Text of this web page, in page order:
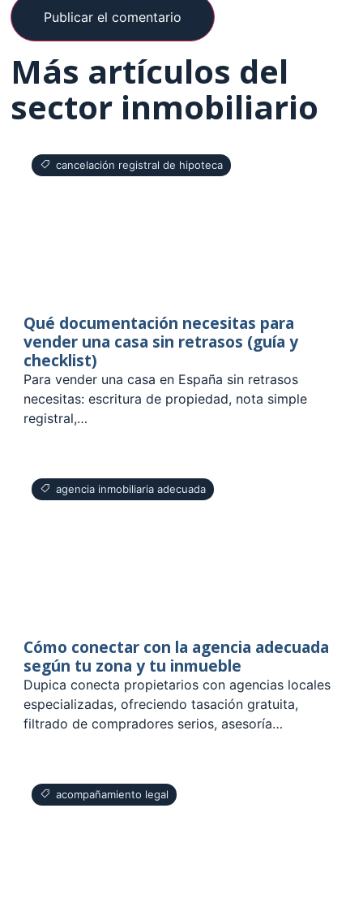
Más artículos del
sector inmobiliario
cancelación registral de hipoteca
Qué documentación necesitas para
vender una casa sin retrasos (guía y
checklist)
Para vender una casa en España sin retrasos
necesitas: escritura de propiedad, nota simple
registral,…
agencia inmobiliaria adecuada
Cómo conectar con la agencia adecuada
según tu zona y tu inmueble
Dupica conecta propietarios con agencias locales
especializadas, ofreciendo tasación gratuita,
filtrado de compradores serios, asesoría…
acompañamiento legal